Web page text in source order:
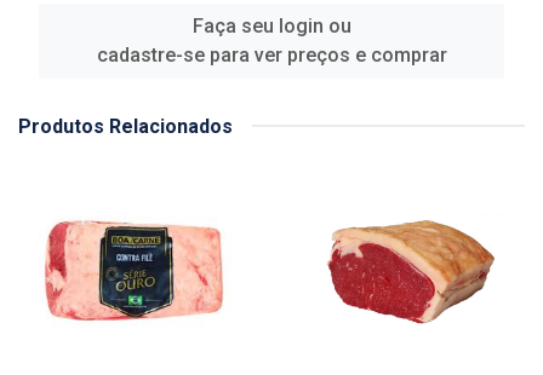
Faça seu login ou
cadastre-se para ver preços e comprar
Produtos Relacionados